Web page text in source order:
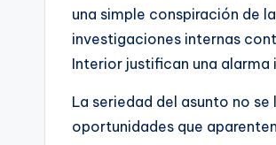
una simple conspiración de
investigaciones internas
Interior justifican una alarma
La seriedad del asunto no
oportunidades que